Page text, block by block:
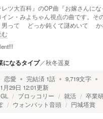
ツ大百科』のOP曲『お嫁さんに
ン・みよちゃん視点の曲です。そ
男って どっか鈍くて謎めいて か
になるタイプ／秋冬遥夏
恋愛 完結済 1話 9,719文字
月29日 12:01更新
GL ブロッコリー 就活
卒業
ウォンバット音頭 円城塔賞